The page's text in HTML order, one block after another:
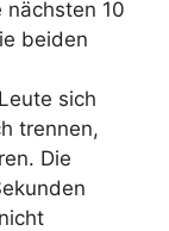
nächsten 10
beiden
sich
trennen,
Die